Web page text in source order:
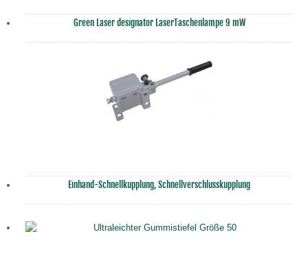
Green Laser designator LaserTaschenlampe 9 mW
Einhand-Schnellkupplung, Schnellverschlusskupplung